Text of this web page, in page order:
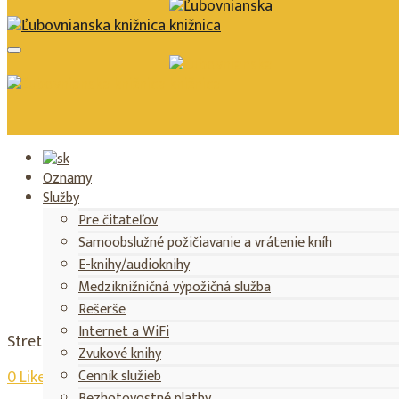
Vypožičný čas
Oznamy
Služby
Pre čitateľov
Samoobslužné požičiavanie a vrátenie kníh
E-knihy/audioknihy
Medziknižničná výpožičná služba
Rešerše
Internet a WiFi
Zvukové knihy
Cenník služieb
Stretnutie s manželmi Alenkou a Bohušom Živčákovými
0Likes